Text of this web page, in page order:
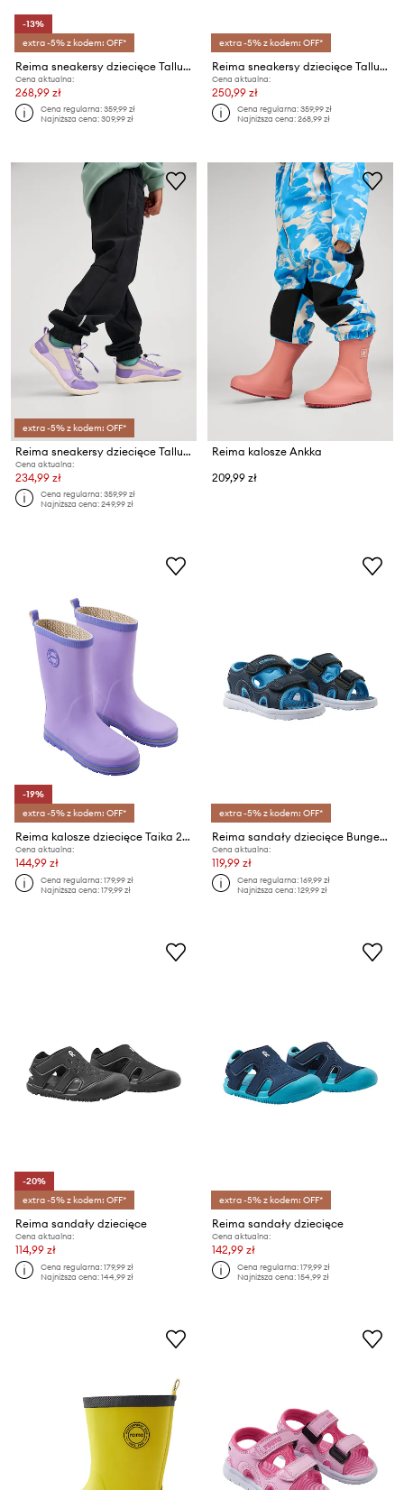
-13%
extra -5% z kodem: OFF*
Reima sneakersy dziecięce Tallustelu
Cena aktualna:
268,99 zł
Cena regularna:359,99 zł
Najniższa cena:309,99 zł
extra -5% z kodem: OFF*
Reima sneakersy dziecięce Tallustelu
Cena aktualna:
250,99 zł
Cena regularna:359,99 zł
Najniższa cena:268,99 zł
extra -5% z kodem: OFF*
Reima sneakersy dziecięce Tallustelu
Cena aktualna:
234,99 zł
Cena regularna:359,99 zł
Najniższa cena:249,99 zł
Reima kalosze Ankka
209,99 zł
-19%
extra -5% z kodem: OFF*
Reima kalosze dziecięce Taika 2.0
Cena aktualna:
144,99 zł
Cena regularna:179,99 zł
Najniższa cena:179,99 zł
extra -5% z kodem: OFF*
Reima sandały dziecięce Bungee
Cena aktualna:
119,99 zł
Cena regularna:169,99 zł
Najniższa cena:129,99 zł
-20%
extra -5% z kodem: OFF*
Reima sandały dziecięce
Cena aktualna:
114,99 zł
Cena regularna:179,99 zł
Najniższa cena:144,99 zł
extra -5% z kodem: OFF*
Reima sandały dziecięce
Cena aktualna:
142,99 zł
Cena regularna:179,99 zł
Najniższa cena:154,99 zł